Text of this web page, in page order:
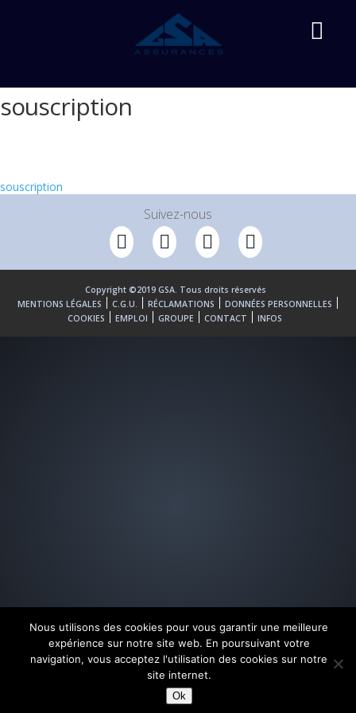
souscription
souscription
Suivez-nous
Copyright ©2019 GSA. Tous droits réservés
MENTIONS LÉGALES
C.G.U. RÉCLAMATIONS
DONNÉES PERSONNELLES
COOKIES
EMPLOI GROUPE CONTACT INFOS
Nous utilisons des cookies pour vous garantir une meilleure
expérience sur notre site web. En poursuivant votre
navigation, vous acceptez l'utilisation des cookies sur notre
site internet.
Ok